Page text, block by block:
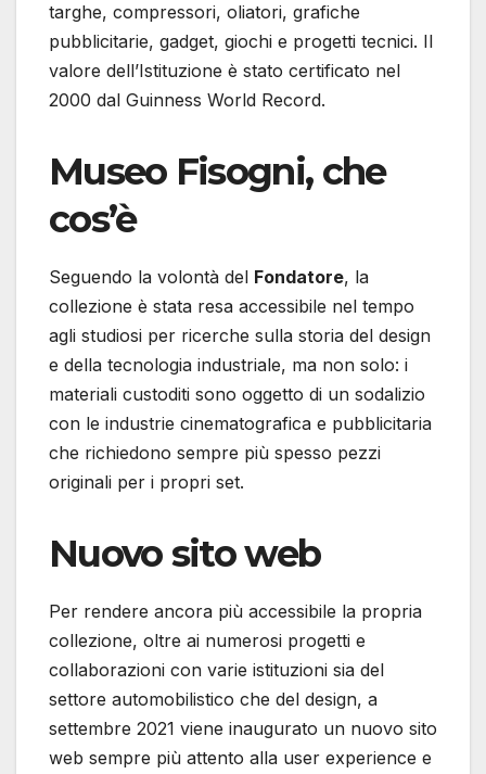
targhe, compressori, oliatori, grafiche
pubblicitarie, gadget, giochi e progetti tecnici. Il
valore dell’Istituzione è stato certificato nel
2000 dal Guinness World Record.
Museo Fisogni, che
cos’è
Seguendo la volontà del Fondatore, la
collezione è stata resa accessibile nel tempo
agli studiosi per ricerche sulla storia del design
e della tecnologia industriale, ma non solo: i
materiali custoditi sono oggetto di un sodalizio
con le industrie cinematografica e pubblicitaria
che richiedono sempre più spesso pezzi
originali per i propri set.
Nuovo sito web
Per rendere ancora più accessibile la propria
collezione, oltre ai numerosi progetti e
collaborazioni con varie istituzioni sia del
settore automobilistico che del design, a
settembre 2021 viene inaugurato un nuovo sito
web sempre più attento alla user experience e